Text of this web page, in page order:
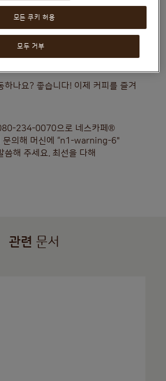
튼이 하얀색으로 깜빡인다면, 머신이
하지 못한 것입니다. 캡슐을 꺼내
어 주세요.
하나요? 좋습니다! 이제 커피를 즐겨
234-0070으로 네스카페®
문의해 머신에 “n1-warning-6"
씀해 주세요. 최선을 다해
관련 문서
모두 거부
모든 쿠키 허용